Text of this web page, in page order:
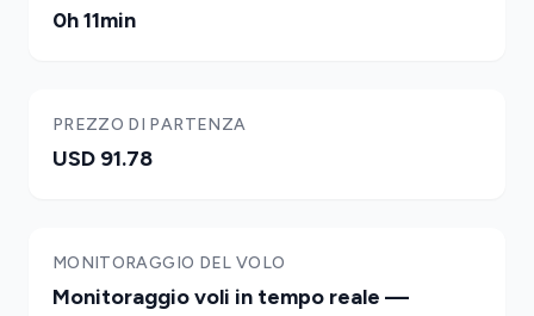
0h 11min
PREZZO DI PARTENZA
USD 91.78
MONITORAGGIO DEL VOLO
Monitoraggio voli in tempo reale —